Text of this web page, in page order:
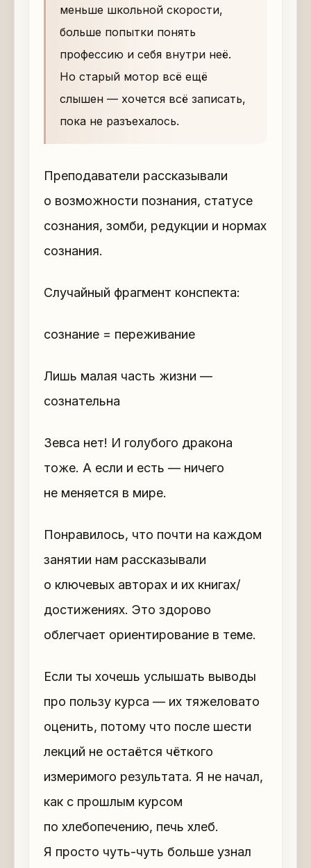
меньше школьной скорости,
больше попытки понять
профессию и себя внутри неё.
Но старый мотор всё ещё
слышен — хочется всё записать,
пока не разъехалось.
Преподаватели рассказывали
о возможности познания, статусе
сознания, зомби, редукции и нормах
сознания.
Случайный фрагмент конспекта:
сознание = переживание
Лишь малая часть жизни —
сознательна
Зевса нет! И голубого дракона
тоже. А если и есть — ничего
не меняется в мире.
Понравилось, что почти на каждом
занятии нам рассказывали
о ключевых авторах и их книгах/
достижениях. Это здорово
облегчает ориентирование в теме.
Если ты хочешь услышать выводы
про пользу курса — их тяжеловато
оценить, потому что после шести
лекций не остаётся чёткого
измеримого результата. Я не начал,
как с прошлым курсом
по хлебопечению, печь хлеб.
Я просто чуть-чуть больше узнал